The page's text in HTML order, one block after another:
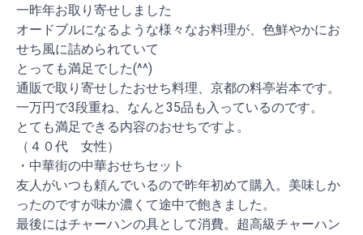
一昨年お取り寄せしました
オードブルになるような様々なお料理が、色鮮やかにお
せち風に詰められていて
とっても満足でした(^^)
通販で取り寄せしたおせち料理、京都の料亭岩本です。
一万円で3段重ね、なんと35品も入っているのです。
とても満足できる内容のおせちですよ。
（４０代 女性）
・中華街の中華おせちセット
友人がいつも頼んでいるので昨年初めて購入。美味しか
ったのですが味か濃くて途中で飽きました。
最後にはチャーハンの具として消費。超高級チャーハン